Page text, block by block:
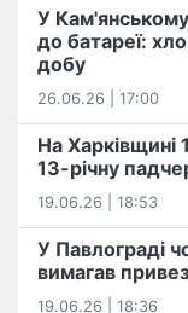
У
до батареї:
добу
26.06.26 | 17:00
На Харківщині
13-річну
19.06.26 | 18:53
У Павлограді
вимагав
19.06.26 | 18:36